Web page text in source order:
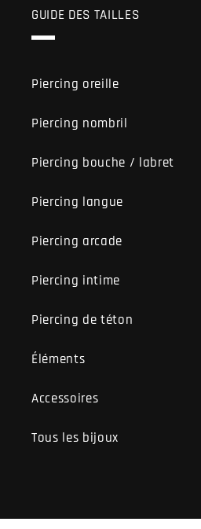
GUIDE DES TAILLES
Piercing oreille
Piercing nombril
Piercing bouche / labret
Piercing langue
Piercing arcade
Piercing intime
Piercing de téton
Éléments
Accessoires
Tous les bijoux